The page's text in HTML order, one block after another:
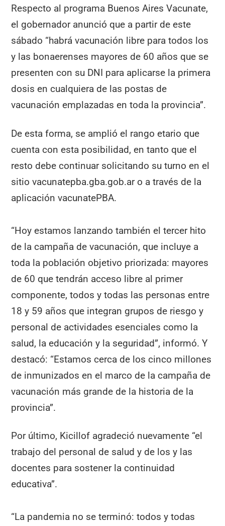
Respecto al programa Buenos Aires Vacunate,
el gobernador anunció que a partir de este
sábado “habrá vacunación libre para todos los
y las bonaerenses mayores de 60 años que se
presenten con su DNI para aplicarse la primera
dosis en cualquiera de las postas de
vacunación emplazadas en toda la provincia”.
De esta forma, se amplió el rango etario que
cuenta con esta posibilidad, en tanto que el
resto debe continuar solicitando su turno en el
sitio vacunatepba.gba.gob.ar o a través de la
aplicación vacunatePBA.
“Hoy estamos lanzando también el tercer hito
de la campaña de vacunación, que incluye a
toda la población objetivo priorizada: mayores
de 60 que tendrán acceso libre al primer
componente, todos y todas las personas entre
18 y 59 años que integran grupos de riesgo y
personal de actividades esenciales como la
salud, la educación y la seguridad”, informó. Y
destacó: “Estamos cerca de los cinco millones
de inmunizados en el marco de la campaña de
vacunación más grande de la historia de la
provincia”.
Por último, Kicillof agradeció nuevamente “el
trabajo del personal de salud y de los y las
docentes para sostener la continuidad
educativa”.
“La pandemia no se terminó: todos y todas